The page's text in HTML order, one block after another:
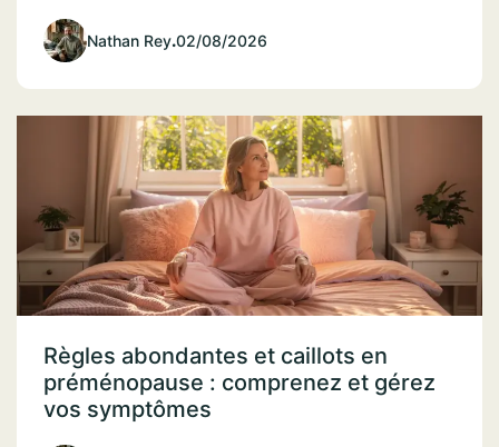
Nathan Rey.02/08/2026
Règles abondantes et caillots en
préménopause : comprenez et gérez
vos symptômes